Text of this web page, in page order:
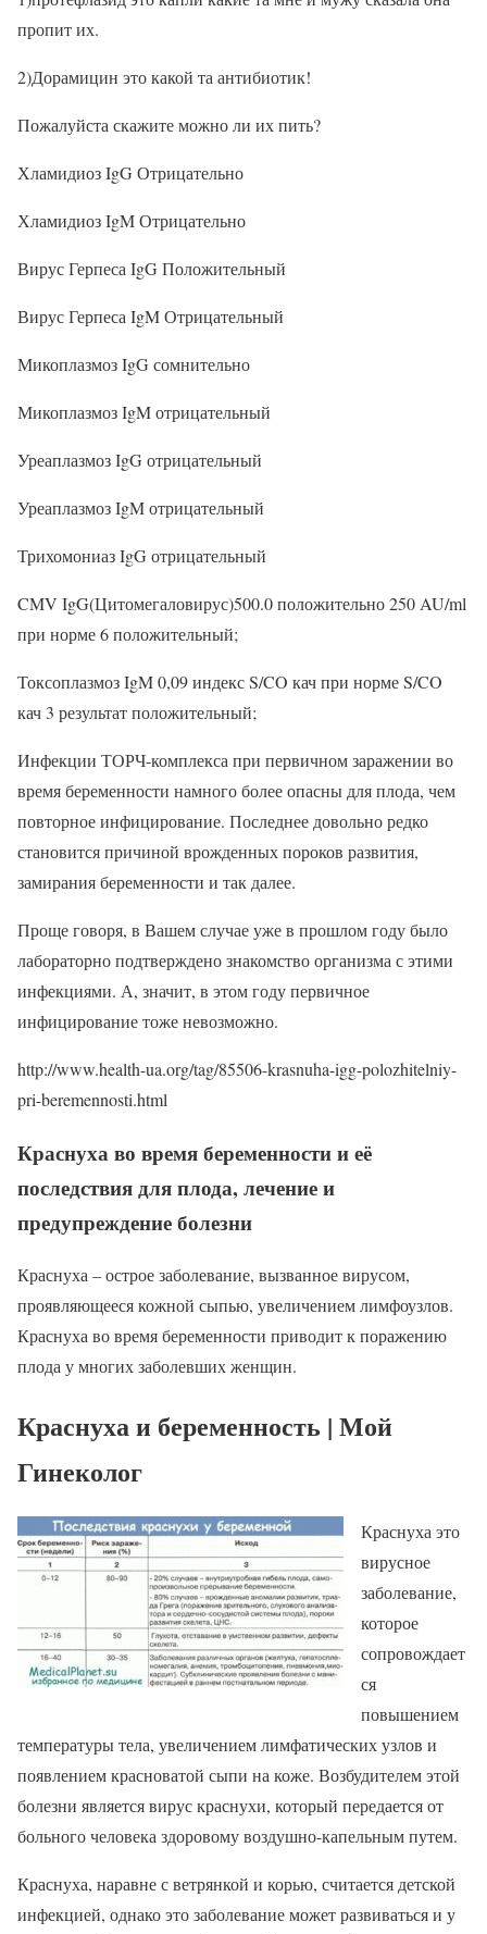
пропит их.
2)Дорамицин это какой та антибиотик!
Пожалуйста скажите можно ли их пить?
Хламидиоз IgG Отрицательно
Хламидиоз IgM Отрицательно
Вирус Герпеса IgG Положительный
Вирус Герпеса IgM Отрицательный
Микоплазмоз IgG сомнительно
Микоплазмоз IgM отрицательный
Уреаплазмоз IgG отрицательный
Уреаплазмоз IgM отрицательный
Трихомониаз IgG отрицательный
CMV IgG(Цитомегаловирус)500.0 положительно 250 AU/ml
при норме 6 положительный;
Токсоплазмоз IgM 0,09 индекс S/CO кач при норме S/CO
кач 3 результат положительный;
Инфекции ТОРЧ-комплекса при первичном заражении во
время беременности намного более опасны для плода, чем
повторное инфицирование. Последнее довольно редко
становится причиной врожденных пороков развития,
замирания беременности и так далее.
Проще говоря, в Вашем случае уже в прошлом году было
лабораторно подтверждено знакомство организма с этими
инфекциями. А, значит, в этом году первичное
инфицирование тоже невозможно.
http://www.health-ua.org/tag/85506-krasnuha-igg-polozhitelniy-
pri-beremennosti.html
Краснуха во время беременности и её
последствия для плода, лечение и
предупреждение болезни
Краснуха – острое заболевание, вызванное вирусом,
проявляющееся кожной сыпью, увеличением лимфоузлов.
Краснуха во время беременности приводит к поражению
плода у многих заболевших женщин.
Краснуха и беременность | Мой
Гинеколог
Краснуха это
вирусное
заболевание,
которое
сопровождает
ся
повышением
температуры тела, увеличением лимфатических узлов и
появлением красноватой сыпи на коже. Возбудителем этой
болезни является вирус краснухи, который передается от
больного человека здоровому воздушно-капельным путем.
Краснуха, наравне с ветрянкой и корью, считается детской
инфекцией, однако это заболевание может развиваться и у